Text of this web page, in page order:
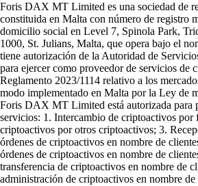
Foris DAX MT Limited es una sociedad de
constituida en Malta con número de registro
domicilio social en Level 7, Spinola Park,
1000, St. Julians, Malta, que opera bajo el
tiene autorización de la Autoridad de
para ejercer como proveedor de servicios de
Reglamento 2023/1114 relativo a los
modo implementado en Malta por la Ley de
Foris DAX MT Limited está autorizada para
servicios: 1. Intercambio de criptoactivos por
criptoactivos por otros criptoactivos; 3.
órdenes de criptoactivos en nombre de
órdenes de criptoactivos en nombre de
transferencia de criptoactivos en nombre de
administración de criptoactivos en nombre de